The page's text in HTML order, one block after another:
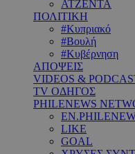
ΑΤΖΕΝΤΑ
ΠΟΛΙΤΙΚΗ
#Κυπριακό
#Βουλή
#Κυβέρνηση
ΑΠΟΨΕΙΣ
VIDEOS &
TV ΟΔΗΓΟΣ
PHILENEWS
LIKE
GOAL